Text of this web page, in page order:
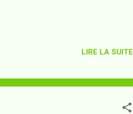
LIRE LA SUITE